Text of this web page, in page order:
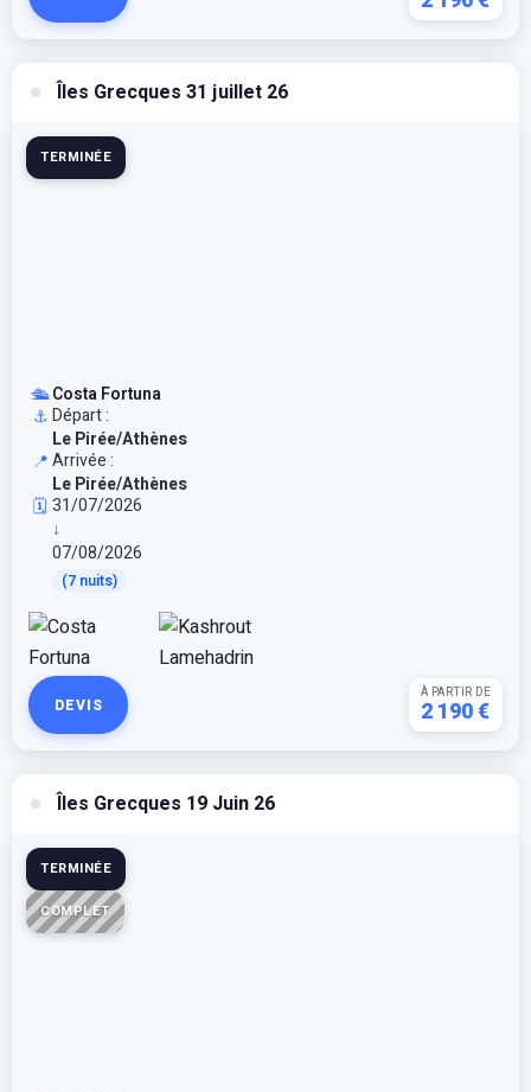
Îles Grecques 31 juillet 26
TERMINÉE
🛳️Costa Fortuna
⚓Départ :
Le Pirée/Athènes
📍Arrivée :
Le Pirée/Athènes
🗓️ 31/07/2026
↓
07/08/2026
(7 nuits)
DEVIS
À PARTIR DE
2 190 €
Îles Grecques 19 Juin 26
TERMINÉE
COMPLET